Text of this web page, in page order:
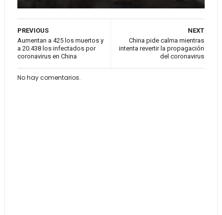
NEXT
China pide calma mientras
intenta revertir la propagación
del coronavirus
PREVIOUS
Aumentan a 425 los muertos y
a 20.438 los infectados por
coronavirus en China
No hay comentarios.